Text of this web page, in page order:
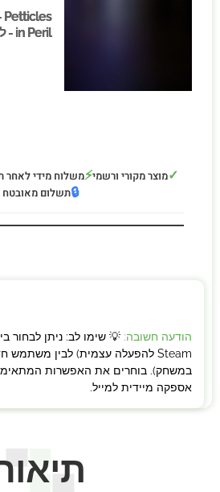
Petticles
in Peril - למחשב
Petticles
in Peril - למחשב
✓מוצר מקורי ורשמי⚡משלוח מידי לאחר
🔒תשלום מאובטח
הודעה חשובה: 💡 שימו לב: ניתן לבחור
במשחק). בוחרים את האפשרות
אספקה מיידית למייל.